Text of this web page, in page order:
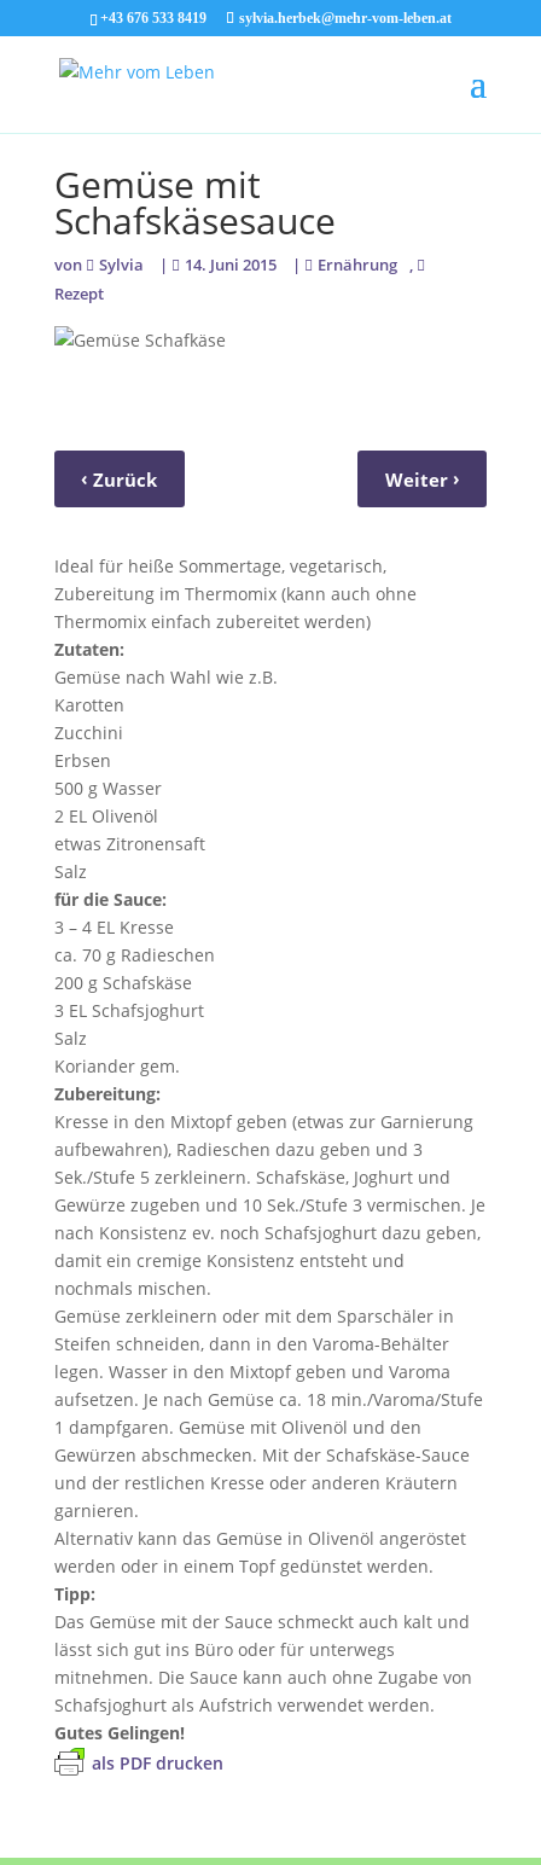
+43 676 533 8419 sylvia.herbek@mehr-vom-leben.at
Gemüse mit
Schafskäsesauce
von Sylvia | 14. Juni 2015 | Ernährung
,
Rezept
‹ Zurück Weiter ›
Ideal für heiße Sommertage, vegetarisch,
Zubereitung im Thermomix (kann auch ohne
Thermomix einfach zubereitet werden)
Zutaten:
Gemüse nach Wahl wie z.B.
Karotten
Zucchini
Erbsen
500 g Wasser
2 EL Olivenöl
etwas Zitronensaft
Salz
für die Sauce:
3 – 4 EL Kresse
ca. 70 g Radieschen
200 g Schafskäse
3 EL Schafsjoghurt
Salz
Koriander gem.
Zubereitung:
Kresse in den Mixtopf geben (etwas zur Garnierung
aufbewahren), Radieschen dazu geben und 3
Sek./Stufe 5 zerkleinern. Schafskäse, Joghurt und
Gewürze zugeben und 10 Sek./Stufe 3 vermischen. Je
nach Konsistenz ev. noch Schafsjoghurt dazu geben,
damit ein cremige Konsistenz entsteht und
nochmals mischen.
Gemüse zerkleinern oder mit dem Sparschäler in
Steifen schneiden, dann in den Varoma-Behälter
legen. Wasser in den Mixtopf geben und Varoma
aufsetzen. Je nach Gemüse ca. 18 min./Varoma/Stufe
1 dampfgaren. Gemüse mit Olivenöl und den
Gewürzen abschmecken. Mit der Schafskäse-Sauce
und der restlichen Kresse oder anderen Kräutern
garnieren.
Alternativ kann das Gemüse in Olivenöl angeröstet
werden oder in einem Topf gedünstet werden.
Tipp:
Das Gemüse mit der Sauce schmeckt auch kalt und
lässt sich gut ins Büro oder für unterwegs
mitnehmen. Die Sauce kann auch ohne Zugabe von
Schafsjoghurt als Aufstrich verwendet werden.
Gutes Gelingen!
als PDF drucken